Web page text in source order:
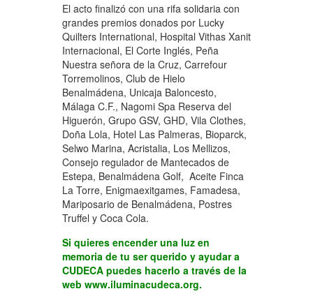
El acto finalizó con una rifa solidaria con
grandes premios donados por Lucky
Quilters International, Hospital Vithas Xanit
Internacional, El Corte Inglés, Peña
Nuestra señora de la Cruz, Carrefour
Torremolinos, Club de Hielo
Benalmádena, Unicaja Baloncesto,
Málaga C.F., Nagomi Spa Reserva del
Higuerón, Grupo GSV, GHD, Vila Clothes,
Doña Lola, Hotel Las Palmeras, Bioparck,
Selwo Marina, Acristalia, Los Mellizos,
Consejo regulador de Mantecados de
Estepa, Benalmádena Golf, Aceite Finca
La Torre, Enigmaexitgames, Famadesa,
Mariposario de Benalmádena, Postres
Truffel y Coca Cola.
Si quieres encender una luz en
memoria de tu ser querido y ayudar a
CUDECA puedes hacerlo a través de la
web www.iluminacudeca.org.